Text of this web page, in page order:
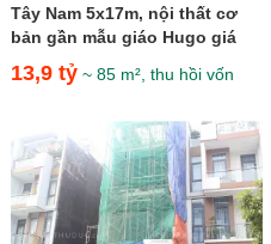
Tây Nam 5x17m, nội thất cơ
bản gần mẫu giáo Hugo giá
13,9 tỷ ~ 85 m², thu hồi vốn